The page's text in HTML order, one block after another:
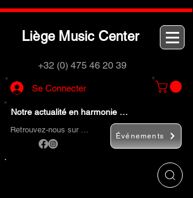
Liège M usic Center
+32 (0) 475 46 20 39
Se Connecter
Notre actualité en harmonie …
Retrouvez-nous sur …
Événements